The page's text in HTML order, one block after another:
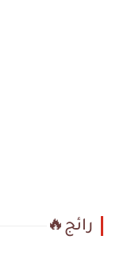
رائج🔥